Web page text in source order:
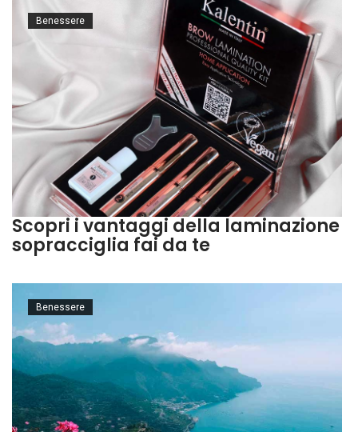
Scopri i vantaggi della laminazione
sopracciglia fai da te
Benessere
Benessere